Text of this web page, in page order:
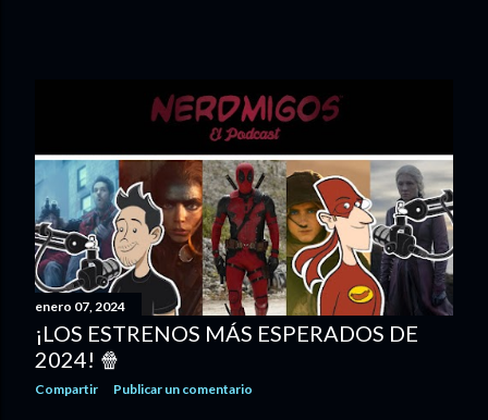
enero 07, 2024
¡LOS ESTRENOS MÁS ESPERADOS DE
2024! 🍿
Compartir Publicar un comentario